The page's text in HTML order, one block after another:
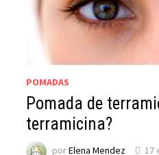
POMADAS
Pomada de
terramicina?
porElena Mendez 17